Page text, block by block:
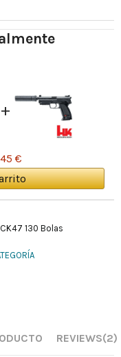
+
€
130 Bolas
REVIEWS(2)